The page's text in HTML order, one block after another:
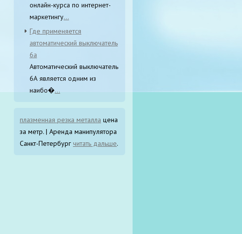
онлайн-курса по интернет-
маркетингу...
Где применяется
автоматический выключатель
6а
Автоматический выключатель
6А является одним из
наибо�...
плазменная резка металла цена
за метр. | Аренда манипулятора
Санкт-Петербург читать дальше.